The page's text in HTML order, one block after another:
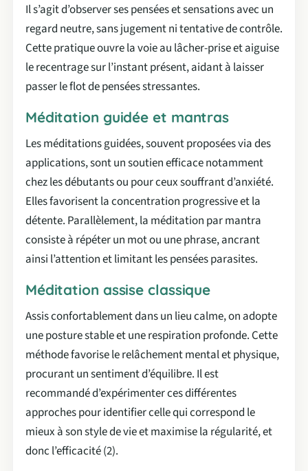
Il s’agit d’observer ses pensées et sensations avec un
regard neutre, sans jugement ni tentative de contrôle.
Cette pratique ouvre la voie au lâcher-prise et aiguise
le recentrage sur l’instant présent, aidant à laisser
passer le flot de pensées stressantes.
Méditation guidée et mantras
Les méditations guidées, souvent proposées via des
applications, sont un soutien efficace notamment
chez les débutants ou pour ceux souffrant d’anxiété.
Elles favorisent la concentration progressive et la
détente. Parallèlement, la méditation par mantra
consiste à répéter un mot ou une phrase, ancrant
ainsi l’attention et limitant les pensées parasites.
Méditation assise classique
Assis confortablement dans un lieu calme, on adopte
une posture stable et une respiration profonde. Cette
méthode favorise le relâchement mental et physique,
procurant un sentiment d’équilibre. Il est
recommandé d’expérimenter ces différentes
approches pour identifier celle qui correspond le
mieux à son style de vie et maximise la régularité, et
donc l’efficacité (2).